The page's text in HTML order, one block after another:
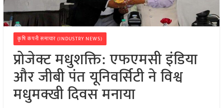
कृषि कंपनी समाचार (INDUSTRY NEWS)
प्रोजेक्ट मधुशक्ति: एफएमसी इंडिया
और जीबी पंत यूनिवर्सिटी ने विश्व
मधुमक्खी दिवस मनाया